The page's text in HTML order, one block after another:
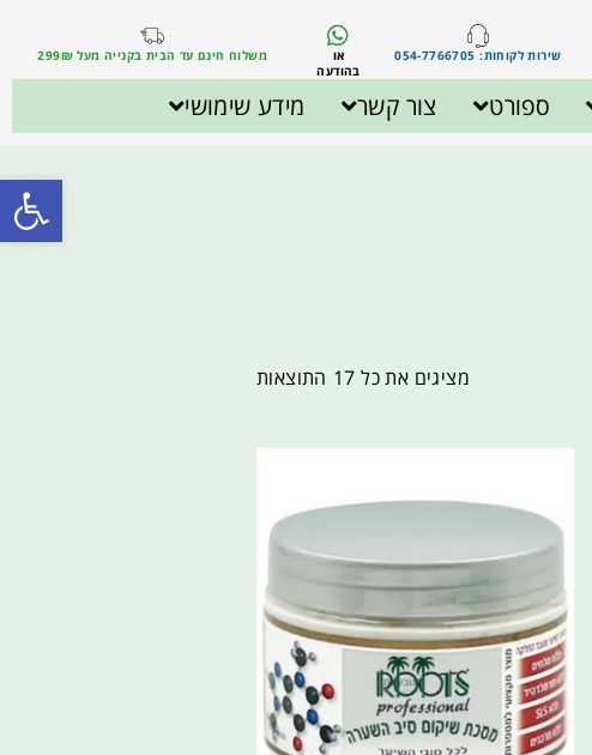
שירות לקוחות: 054-7766705
או
בהודעה
משלוח חינם עד הבית בקנייה מעל 299₪
ספורט צור קשר מידע שימושי
מציגים את כל ⁦17⁩ התוצאות
פתח